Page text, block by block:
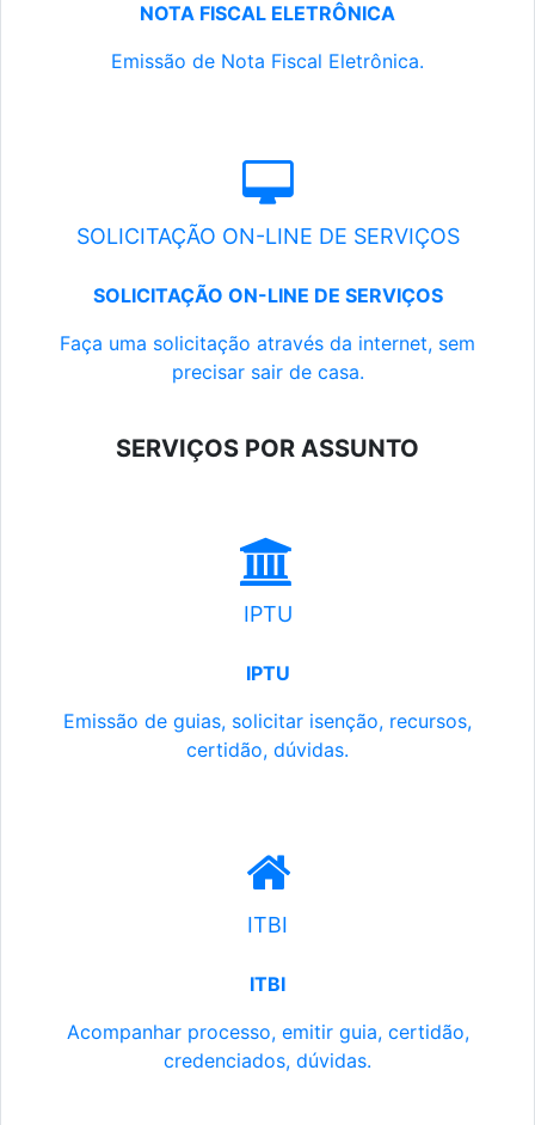
NOTA FISCAL ELETRÔNICA
Emissão de Nota Fiscal Eletrônica.
SOLICITAÇÃO ON-LINE DE SERVIÇOS
SOLICITAÇÃO ON-LINE DE SERVIÇOS
Faça uma solicitação através da internet, sem
precisar sair de casa.
SERVIÇOS POR ASSUNTO
IPTU
IPTU
Emissão de guias, solicitar isenção, recursos,
certidão, dúvidas.
ITBI
ITBI
Acompanhar processo, emitir guia, certidão,
credenciados, dúvidas.